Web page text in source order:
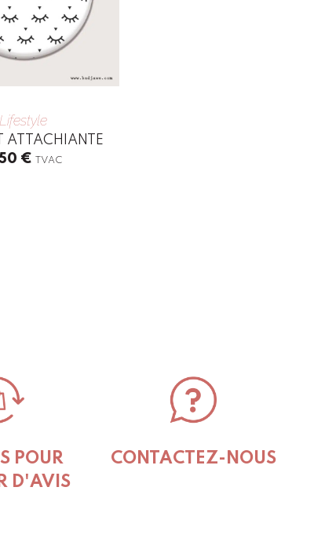
Lifestyle
ATTACHIANTE
€ TVAC
POUR
D'AVIS
CONTACTEZ-NOUS